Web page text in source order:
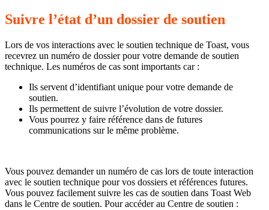
Suivre l’état d’un dossier de soutien
Lors de vos interactions avec le soutien technique de Toast, vous
recevrez un numéro de dossier pour votre demande de soutien
technique. Les numéros de cas sont importants car :
Ils servent d’identifiant unique pour votre demande de
soutien.
Ils permettent de suivre l’évolution de votre dossier.
Vous pourrez y faire référence dans de futures
communications sur le même problème.
Vous pouvez demander un numéro de cas lors de toute interaction
avec le soutien technique pour vos dossiers et références futures.
Vous pouvez facilement suivre les cas de soutien dans Toast Web
dans le Centre de soutien. Pour accéder au Centre de soutien :